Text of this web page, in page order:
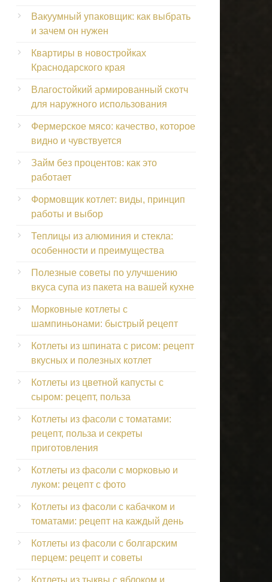
Вакуумный упаковщик: как выбрать
и зачем он нужен
Квартиры в новостройках
Краснодарского края
Влагостойкий армированный скотч
для наружного использования
Фермерское мясо: качество, которое
видно и чувствуется
Займ без процентов: как это
работает
Формовщик котлет: виды, принцип
работы и выбор
Теплицы из алюминия и стекла:
особенности и преимущества
Полезные советы по улучшению
вкуса супа из пакета на вашей кухне
Морковные котлеты с
шампиньонами: быстрый рецепт
Котлеты из шпината с рисом: рецепт
вкусных и полезных котлет
Котлеты из цветной капусты с
сыром: рецепт, польза
Котлеты из фасоли с томатами:
рецепт, польза и секреты
приготовления
Котлеты из фасоли с морковью и
луком: рецепт с фото
Котлеты из фасоли с кабачком и
томатами: рецепт на каждый день
Котлеты из фасоли с болгарским
перцем: рецепт и советы
Котлеты из тыквы с яблоком и